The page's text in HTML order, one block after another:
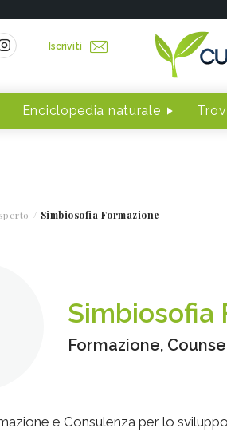
Iscriviti
Enciclopedia naturale
Simbiosofia Formazione
Simbiosofia
Formazione,
e Consulenza per lo